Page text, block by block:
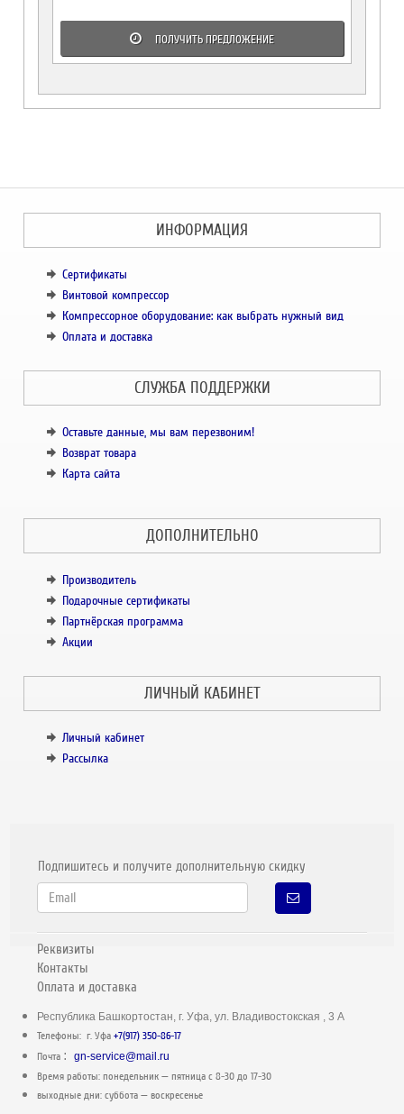
ПОЛУЧИТЬ ПРЕДЛОЖЕНИЕ
ИНФОРМАЦИЯ
Сертификаты
Винтовой компрессор
Компрессорное оборудование: как выбрать нужный вид
Оплата и доставка
СЛУЖБА ПОДДЕРЖКИ
Оставьте данные, мы вам перезвоним!
Возврат товара
Карта сайта
ДОПОЛНИТЕЛЬНО
Производитель
Подарочные сертификаты
Партнёрская программа
Акции
ЛИЧНЫЙ КАБИНЕТ
Личный кабинет
Рассылка
Подпишитесь и получите дополнительную скидку
Реквизиты
Контакты
Оплата и доставка
Республика Башкортостан, г. Уфа, ул. Владивостокская , 3 А
Телефоны: г. Уфа+7(917) 350-86-17
Почта :gn-service@mail.ru
Время работы: понедельник — пятница c 8-30 до 17-30
выходные дни: суббота — воскресенье